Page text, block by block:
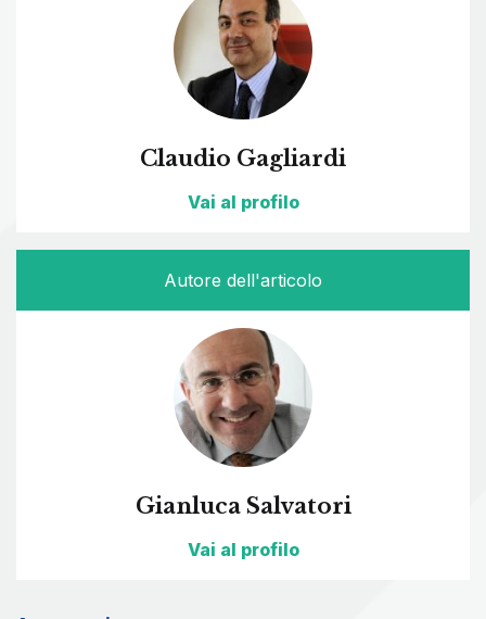
Claudio Gagliardi
Vai al profilo
Autore dell'articolo
Gianluca Salvatori
Vai al profilo